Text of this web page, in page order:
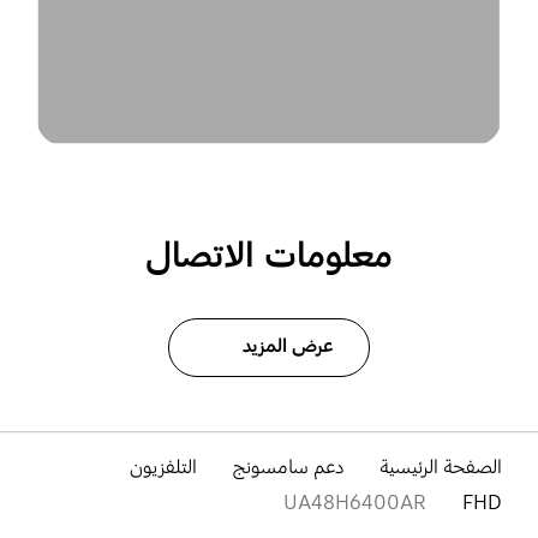
معلومات الاتصال
عرض المزيد
الصفحة الرئيسية دعم سامسونج
التلفزيون
FHD
UA48H6400AR